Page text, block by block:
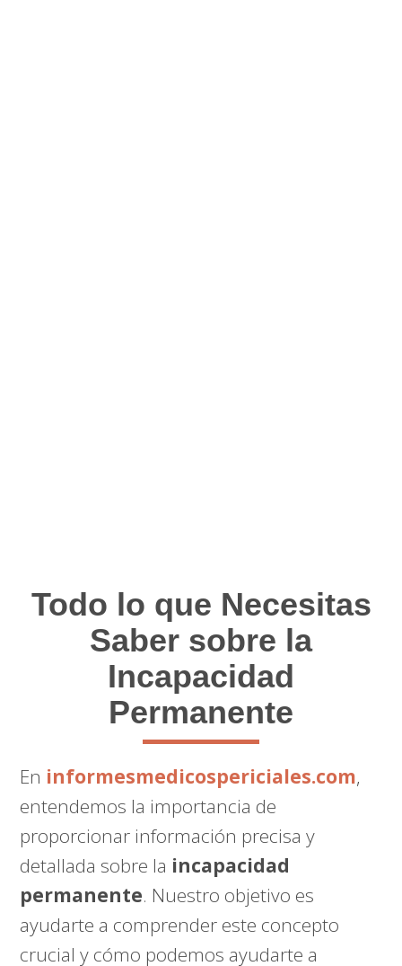
Todo lo que Necesitas
Saber sobre la
Incapacidad
Permanente
En informesmedicospericiales.com,
entendemos la importancia de
proporcionar información precisa y
detallada sobre la incapacidad
permanente. Nuestro objetivo es
ayudarte a comprender este concepto
crucial y cómo podemos ayudarte a